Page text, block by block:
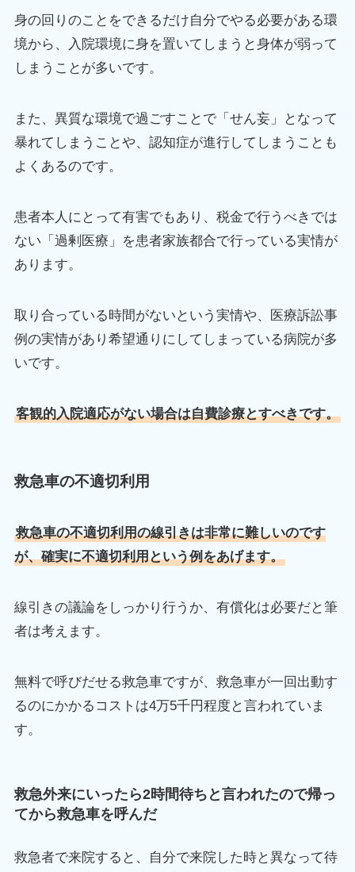
身の回りのことをできるだけ自分でやる必要がある環
境から、入院環境に身を置いてしまうと身体が弱って
しまうことが多いです。
また、異質な環境で過ごすことで「せん妄」となって
暴れてしまうことや、認知症が進行してしまうことも
よくあるのです。
患者本人にとって有害でもあり、税金で行うべきでは
ない「過剰医療」を患者家族都合で行っている実情が
あります。
取り合っている時間がないという実情や、医療訴訟事
例の実情があり希望通りにしてしまっている病院が多
いです。
客観的入院適応がない場合は自費診療とすべきです。
救急車の不適切利用
救急車の不適切利用の線引きは非常に難しいのです
が、確実に不適切利用という例をあげます。
線引きの議論をしっかり行うか、有償化は必要だと筆
者は考えます。
無料で呼びだせる救急車ですが、救急車が一回出動す
るのにかかるコストは4万5千円程度と言われていま
す。
救急外来にいったら2時間待ちと言われたので帰っ
てから救急車を呼んだ
救急者で来院すると、自分で来院した時と異なって待